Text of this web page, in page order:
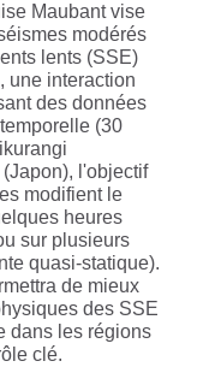
Maubant vise
modérés
lents (SSE)
une interaction
des données
(30
l'objectif
modifient le
heures
sur plusieurs
quasi-statique).
de mieux
des SSE
dans les régions
clé.